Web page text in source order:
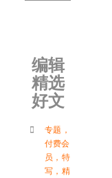
编辑
精选
好文
专题 ，
付费会
员 ， 特
写 ， 精